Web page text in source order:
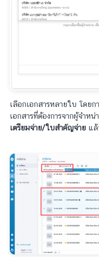
เลือกเอกสารหลายใบ โดย
เอกสารที่ต้องการจากผู้จำห
เตรียมจ่าย/ใบสำคัญจ่าย แล้